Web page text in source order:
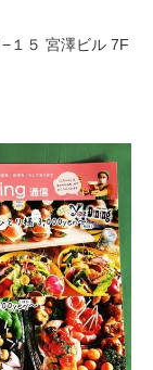
− １５ 宮澤ビル 7F